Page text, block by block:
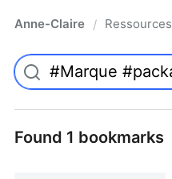
Anne-Claire / Ressources
Found 1 bookmarks